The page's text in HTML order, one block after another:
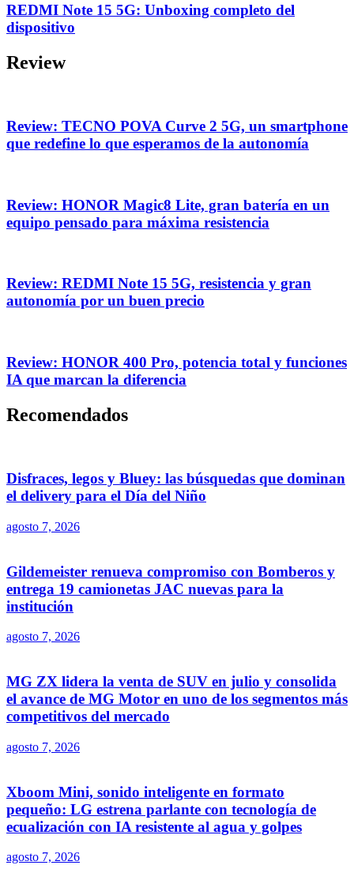
REDMI Note 15 5G: Unboxing completo del
dispositivo
Review
Review: TECNO POVA Curve 2 5G, un smartphone
que redefine lo que esperamos de la autonomía
Review: HONOR Magic8 Lite, gran batería en un
equipo pensado para máxima resistencia
Review: REDMI Note 15 5G, resistencia y gran
autonomía por un buen precio
Review: HONOR 400 Pro, potencia total y funciones
IA que marcan la diferencia
Recomendados
Disfraces, legos y Bluey: las búsquedas que dominan
el delivery para el Día del Niño
agosto 7, 2026
Gildemeister renueva compromiso con Bomberos y
entrega 19 camionetas JAC nuevas para la
institución
agosto 7, 2026
MG ZX lidera la venta de SUV en julio y consolida
el avance de MG Motor en uno de los segmentos más
competitivos del mercado
agosto 7, 2026
Xboom Mini, sonido inteligente en formato
pequeño: LG estrena parlante con tecnología de
ecualización con IA resistente al agua y golpes
agosto 7, 2026